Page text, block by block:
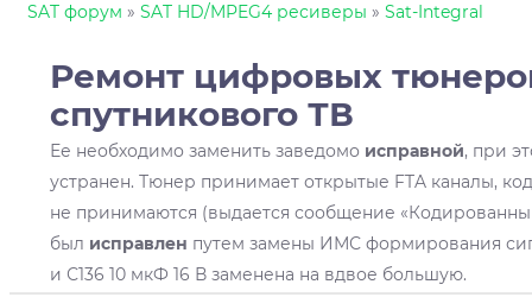
SAT форум » SAT HD/MPEG4 ресиверы » Sat-Integral
Ремонт цифровых
спутникового ТВ
Ее необходимо заменить заведомо исправной, при
устранен. Тюнер принимает открытые FTA каналы,
не принимаются (выдается сообщение
был исправлен путем замены ИМС формирования
и С136 10 мкФ 16 В заменена на вдвое большую.